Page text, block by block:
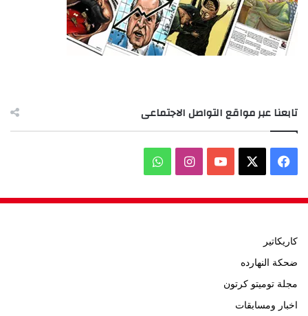
تابعنا عبر مواقع التواصل الاجتماعى
فيسبوك ‫YouTubeانستقرامواتساب
كاريكاتير
ضحكة النهارده
مجلة توميتو كرتون
اخبار ومسابقات